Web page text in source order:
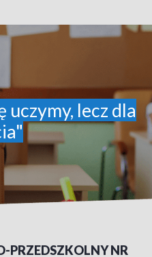
uczymy, lecz dla
PRZEDSZKOLNY NR